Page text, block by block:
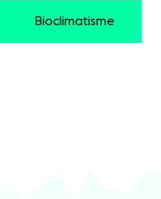
Bioclimatisme